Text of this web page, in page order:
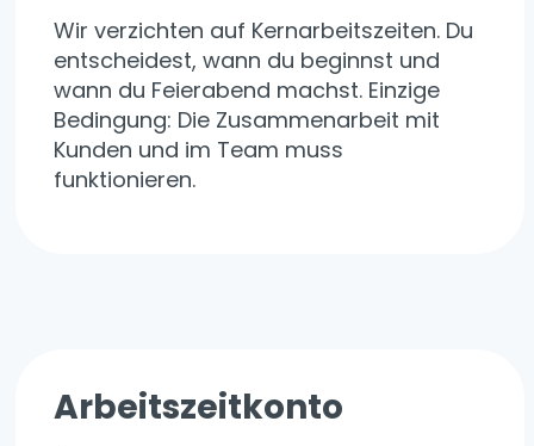
Wir verzichten auf Kernarbeitszeiten. Du
entscheidest, wann du beginnst und
wann du Feierabend machst. Einzige
Bedingung: Die Zusammenarbeit mit
Kunden und im Team muss
funktionieren.
Arbeitszeitkonto